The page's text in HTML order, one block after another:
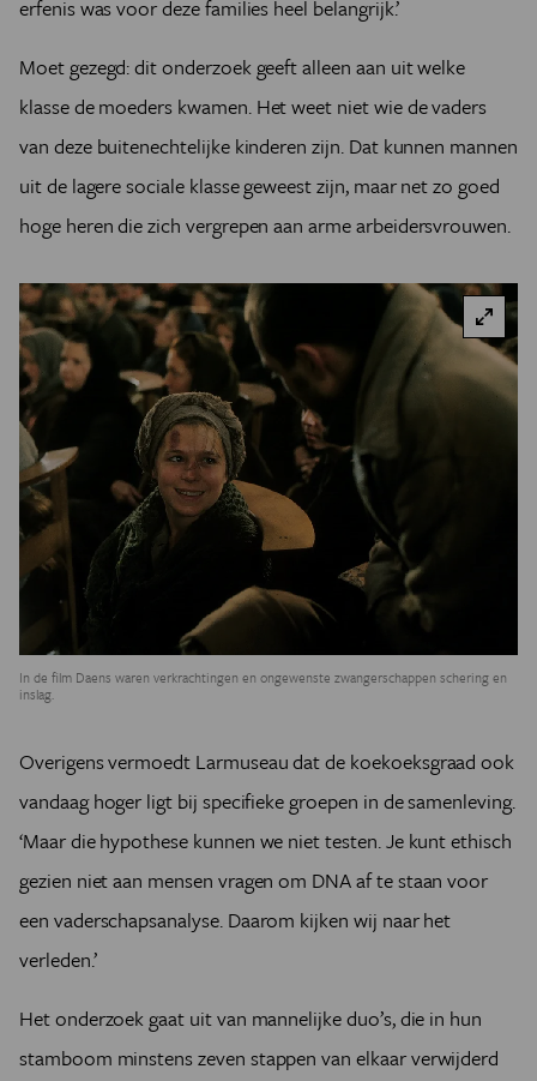
erfenis was voor deze families heel belangrijk.’
Moet gezegd: dit onderzoek geeft alleen aan uit welke
klasse de moeders kwamen. Het weet niet wie de vaders
van deze buitenechtelijke kinderen zijn. Dat kunnen mannen
uit de lagere sociale klasse geweest zijn, maar net zo goed
hoge heren die zich vergrepen aan arme arbeidersvrouwen.
In de film Daens waren verkrachtingen en ongewenste zwangerschappen schering en
inslag.
Overigens vermoedt Larmuseau dat de koekoeksgraad ook
vandaag hoger ligt bij specifieke groepen in de samenleving.
‘Maar die hypothese kunnen we niet testen. Je kunt ethisch
gezien niet aan mensen vragen om DNA af te staan voor
een vaderschapsanalyse. Daarom kijken wij naar het
verleden.’
Het onderzoek gaat uit van mannelijke duo’s, die in hun
stamboom minstens zeven stappen van elkaar verwijderd